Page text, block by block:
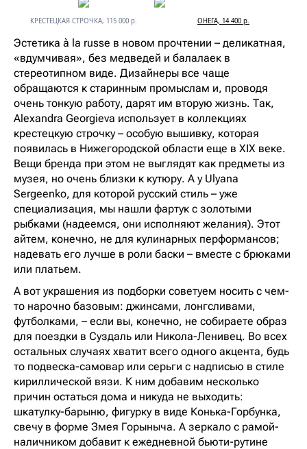
КРЕСТЕЦКАЯ СТРОЧКА, 115 000 р. ОНЕГА, 14 400 р.
Эстетика à la russe в новом прочтении – деликатная,
«вдумчивая», без медведей и балалаек в
стереотипном виде. Дизайнеры все чаще
обращаются к старинным промыслам и, проводя
очень тонкую работу, дарят им вторую жизнь. Так,
Alexandra Georgieva использует в коллекциях
крестецкую строчку – особую вышивку, которая
появилась в Нижегородской области еще в XIX веке.
Вещи бренда при этом не выглядят как предметы из
музея, но очень близки к кутюру. А у Ulyana
Sergeenko, для которой русский стиль – уже
специализация, мы нашли фартук с золотыми
рыбками (надеемся, они исполняют желания). Этот
айтем, конечно, не для кулинарных перформансов;
надевать его лучше в роли баски – вместе с брюками
или платьем.
А вот украшения из подборки советуем носить с чем-
то нарочно базовым: джинсами, лонгсливами,
футболками, – если вы, конечно, не собираете образ
для поездки в Суздаль или Никола-Ленивец. Во всех
остальных случаях хватит всего одного акцента, будь
то подвеска-самовар или серьги с надписью в стиле
кириллической вязи. К ним добавим несколько
причин остаться дома и никуда не выходить:
шкатулку-барыню, фигурку в виде Конька-Горбунка,
свечу в форме Змея Горыныча. А зеркало с рамой-
наличником добавит к ежедневной бьюти-рутине